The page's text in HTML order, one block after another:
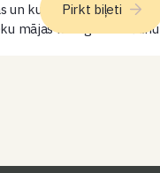
un kuģa “Dzintarjūra”
mājas karoga nodošanu
Pirkt biļeti